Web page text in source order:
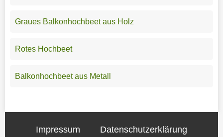
Graues Balkonhochbeet aus Holz
Rotes Hochbeet
Balkonhochbeet aus Metall
Impressum Datenschutzerklärung